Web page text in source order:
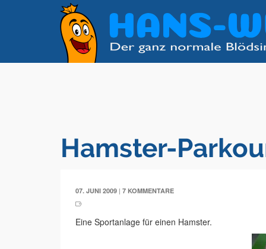
Hamster-
07. JUNI 2009 | 7 KOMMENTARE
Eine Sportanlage für einen Hamster.